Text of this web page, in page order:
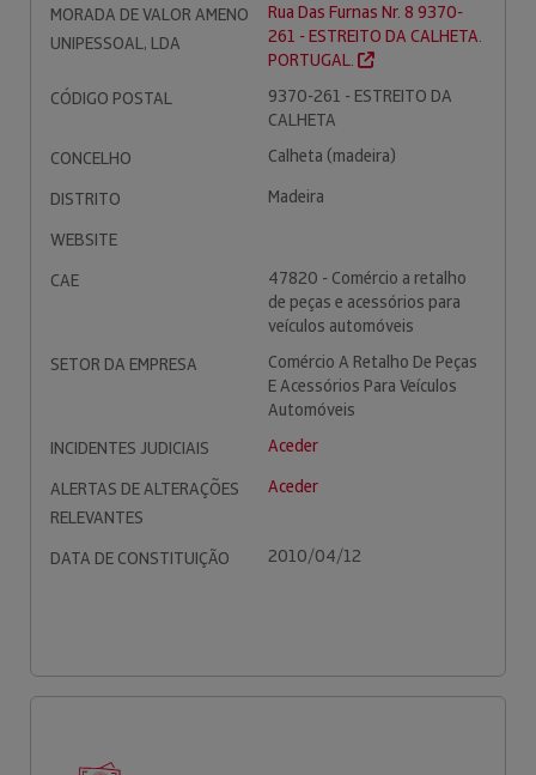
MORADA DE VALOR AMENO
UNIPESSOAL, LDA
Rua Das Furnas Nr. 8 9370-
261 - ESTREITO DA CALHETA.
PORTUGAL.
CÓDIGO POSTAL
9370-261 - ESTREITO DA
CALHETA
CONCELHO
Calheta (madeira)
DISTRITO
Madeira
WEBSITE
CAE
47820 - Comércio a retalho
de peças e acessórios para
veículos automóveis
SETOR DA EMPRESA
Comércio A Retalho De Peças
E Acessórios Para Veículos
Automóveis
INCIDENTES JUDICIAIS
Aceder
ALERTAS DE ALTERAÇÕES
RELEVANTES
Aceder
DATA DE CONSTITUIÇÃO 2010/04/12